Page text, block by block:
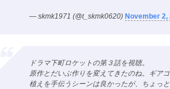
— skmk1971 (@t_skmk0620) November 2,
ドラマ下町ロケットの第３話を視聴。
原作とだいぶ作りを変えてきたのね。ギア
植えを手伝うシーンは良かったが、ちょっ